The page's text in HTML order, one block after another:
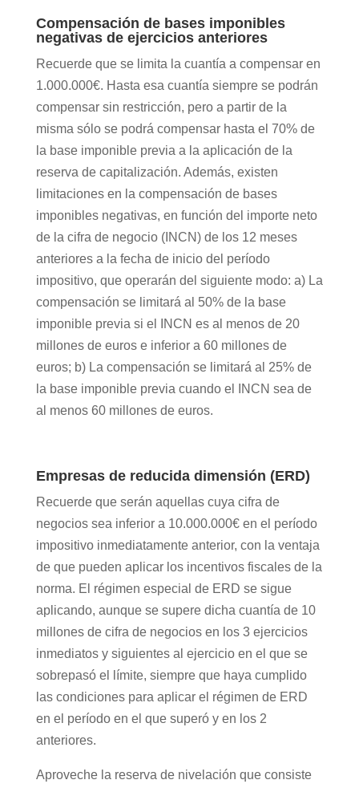
Compensación de bases imponibles
negativas de ejercicios anteriores
Recuerde que se limita la cuantía a compensar en
1.000.000€. Hasta esa cuantía siempre se podrán
compensar sin restricción, pero a partir de la
misma sólo se podrá compensar hasta el 70% de
la base imponible previa a la aplicación de la
reserva de capitalización. Además, existen
limitaciones en la compensación de bases
imponibles negativas, en función del importe neto
de la cifra de negocio (INCN) de los 12 meses
anteriores a la fecha de inicio del período
impositivo, que operarán del siguiente modo: a) La
compensación se limitará al 50% de la base
imponible previa si el INCN es al menos de 20
millones de euros e inferior a 60 millones de
euros; b) La compensación se limitará al 25% de
la base imponible previa cuando el INCN sea de
al menos 60 millones de euros.
Empresas de reducida dimensión (ERD)
Recuerde que serán aquellas cuya cifra de
negocios sea inferior a 10.000.000€ en el período
impositivo inmediatamente anterior, con la ventaja
de que pueden aplicar los incentivos fiscales de la
norma. El régimen especial de ERD se sigue
aplicando, aunque se supere dicha cuantía de 10
millones de cifra de negocios en los 3 ejercicios
inmediatos y siguientes al ejercicio en el que se
sobrepasó el límite, siempre que haya cumplido
las condiciones para aplicar el régimen de ERD
en el período en el que superó y en los 2
anteriores.
Aproveche la reserva de nivelación que consiste